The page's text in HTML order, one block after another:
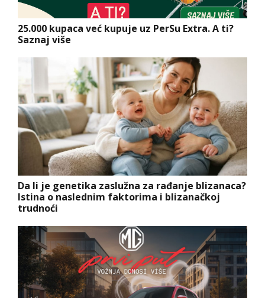
25.000 kupaca već kupuje uz PerSu Extra. A ti?
Saznaj više
Da li je genetika zaslužna za rađanje blizanaca?
Istina o naslednim faktorima i blizanačkoj
trudnoći